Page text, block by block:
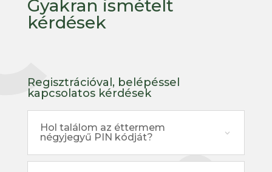
Gyakran ismételt
kérdések
Regisztrációval, belépéssel
kapcsolatos kérdések
Hol találom az éttermem
négyjegyű PIN kódját?